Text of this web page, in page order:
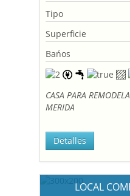
Tipo
Superficie
Bańos
CASA PARA
MERIDA
Detalles
LOCAL